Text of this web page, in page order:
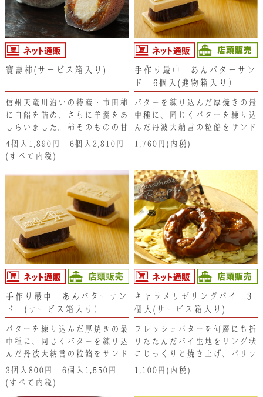
寶壽柿(サービス箱入り)
信州天竜川沿いの特産・市田柿
に白餡を詰め、さらに羊羹をあ
しらいました。柿そのものの甘
みが広がる干柿の和菓子です。
4個入1,890円 6個入2,810円
(すべて内税)
手作り最中 あんバターサン
ド 6個入(進物箱入り）
バターを練り込んだ厚焼きの最
中種に、同じくバターを練り込
んだ丹波大納言の粒餡をサンド
していただく至福の手作り最中
の香りは、もはや最中の概念が
変わる味わいです。
1,760円(内税)
手作り最中 あんバターサン
ド (サービス箱入り）
バターを練り込んだ厚焼きの最
中種に、同じくバターを練り込
んだ丹波大納言の粒餡をサンド
していただく至福の手作り最中
です。厚焼き最中種のサクサク
3個入800円 6個入1,550円
(すべて内税)
キャラメリゼリングパイ 3
個入(サービス箱入り)
フレッシュバターを何層にも折
りたたんだパイ生地をリング状
にじっくりと焼き上げ、パリッ
としたキャラメリゼを上掛けし
1,100円(内税)